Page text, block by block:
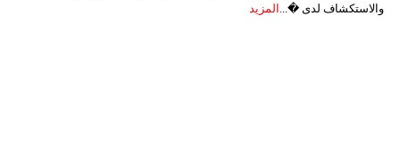
والاستكشاف لدى �... المزيد